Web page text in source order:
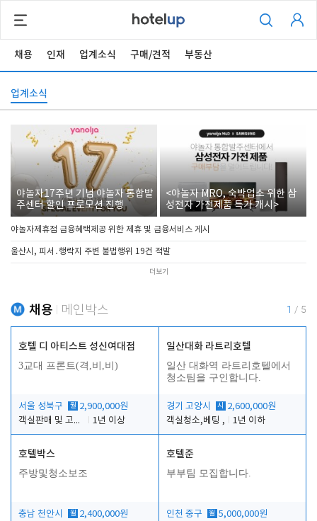
채용 인재 업계소식 구매/견적 부동산
업계소식
야놀자17주년 기념 야놀자 통합발
주센터 할인 프로모션 진행
<야놀자 MRO, 숙박업소 위한 삼
성전자 가전제품 특가 개시>
야놀자제휴점 금융혜택제공 위한 제휴 및 금융서비스 게시
울산시, 피서․행락지 주변 불법행위 19건 적발
더보기
채용 메인박스 1 / 5
호텔 디 아티스트 성신여대점
3교대 프론트(격,비,비)
서울 성북구 월 2,900,000원
객실판매 및 고객응대
1년 이상
일산대화 라트리호텔
일산 대화역 라트리호텔에서
청소팀을 구인합니다.
경기 고양시 시
2,600,000원
객실청소,베팅 ,
1년 이하
호텔박스
주방및청소보조
충남 천안시 월 2,400,000원
호텔준
부부팀 모집합니다.
인천 중구 월 5,000,000원